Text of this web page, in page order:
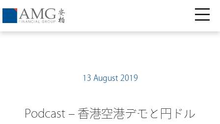
13 August 2019
Podcast – 香港空港デモと円ドル